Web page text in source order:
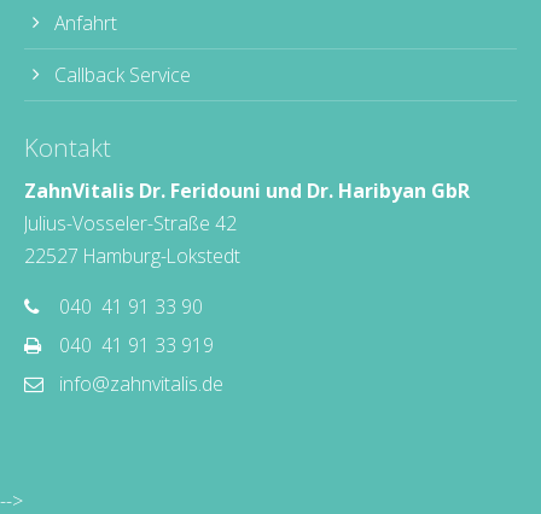
Anfahrt
Callback Service
Kontakt
ZahnVitalis Dr. Feridouni und Dr. Haribyan GbR
Julius-Vosseler-Straße 42
22527 Hamburg-Lokstedt
040 41 91 33 90
040 41 91 33 919
info@zahnvitalis.de
-->